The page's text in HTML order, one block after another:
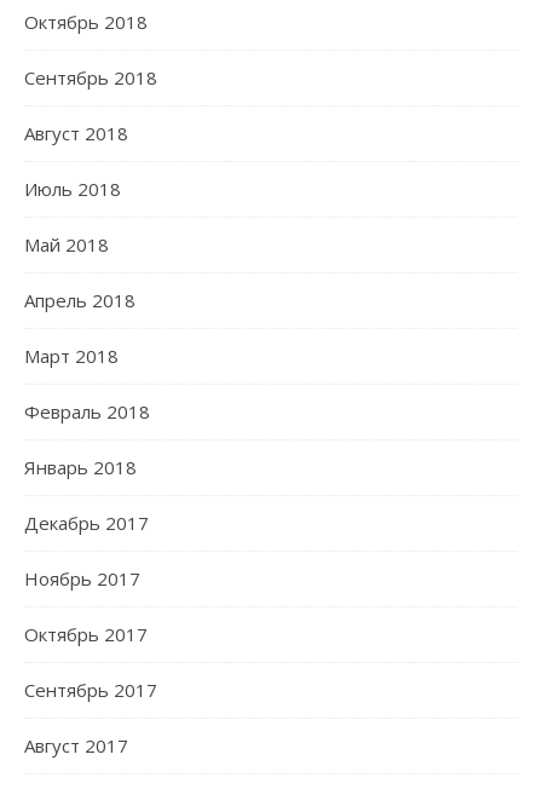
Октябрь 2018
Сентябрь 2018
Август 2018
Июль 2018
Май 2018
Апрель 2018
Март 2018
Февраль 2018
Январь 2018
Декабрь 2017
Ноябрь 2017
Октябрь 2017
Сентябрь 2017
Август 2017